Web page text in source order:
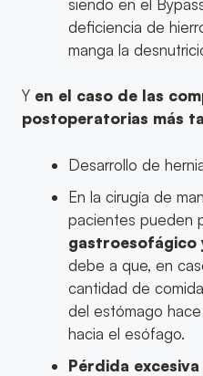
deficiencia de
manga la
Y en el caso de las
postoperatorias más
Desarrollo de
En la cirugía de
pacientes pueden
gastroesofágico
debe a que, en
cantidad de
del estómago
hacia el esófago.
Pérdida